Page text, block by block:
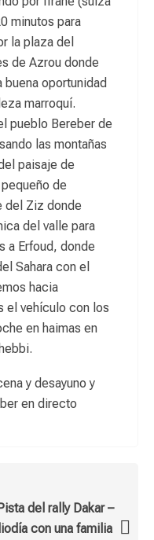
minutos para
la plaza del
de Azrou donde
buena oportunidad
marroquí.
pueblo Bereber de
las montañas
paisaje de
de
del Ziz donde
del valle para
a Erfoud, donde
Sahara con el
hacia
el vehículo con los
en haimas en
y desayuno y
en directo
del rally Dakar –
con una familia